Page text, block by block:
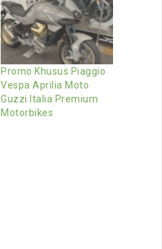
Promo Khusus Piaggio
Vespa Aprilia Moto
Guzzi Italia Premium
Motorbikes